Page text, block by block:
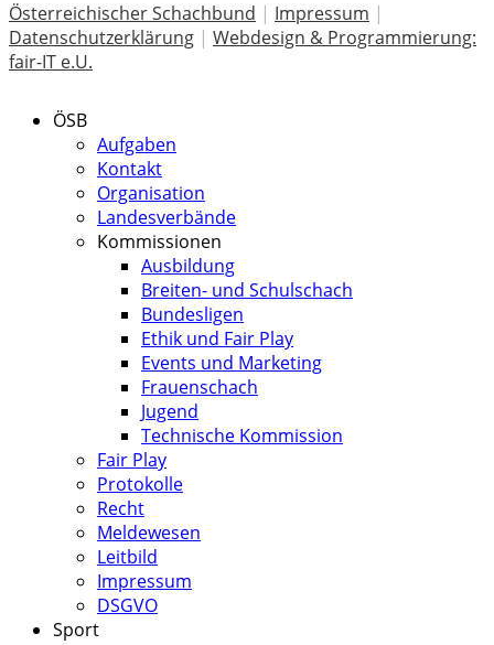
Österreichischer Schachbund | Impressum |
Datenschutzerklärung | Webdesign & Programmierung:
fair-IT e.U.
ÖSB
Aufgaben
Kontakt
Organisation
Landesverbände
Kommissionen
Ausbildung
Breiten- und Schulschach
Bundesligen
Ethik und Fair Play
Events und Marketing
Frauenschach
Jugend
Technische Kommission
Fair Play
Protokolle
Recht
Meldewesen
Leitbild
Impressum
DSGVO
Sport